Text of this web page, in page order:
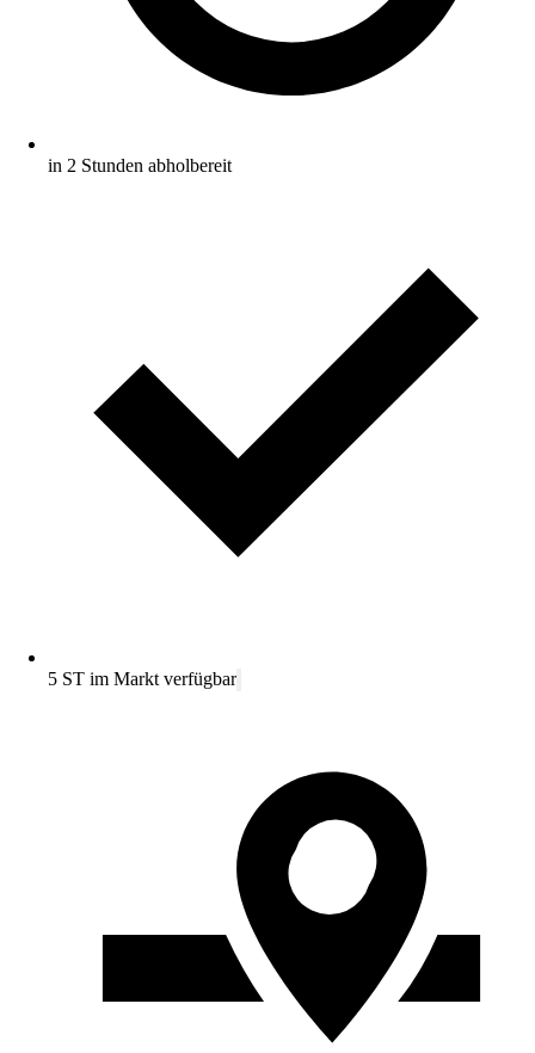
in 2 Stunden abholbereit
5 ST im Markt verfügbar